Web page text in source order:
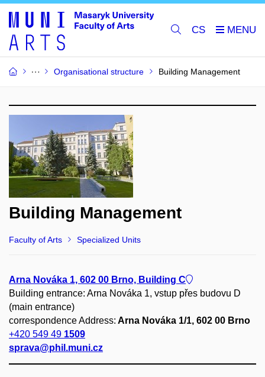
CS
Organisational structure Building Management
Building Management
Faculty of Arts Specialized Units
Arna Nováka 1, 602 00 Brno, Building C
Building entrance: Arna Nováka 1, vstup přes budovu D
(main entrance)
correspondence Address: Arna Nováka 1/1, 602 00 Brno
+420 549 49 1509
sprava@phil.muni.cz